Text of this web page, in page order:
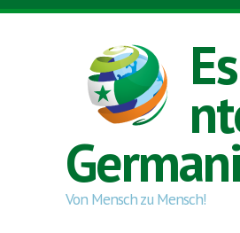
Skip to main content
Von Mensch zu Mensch!